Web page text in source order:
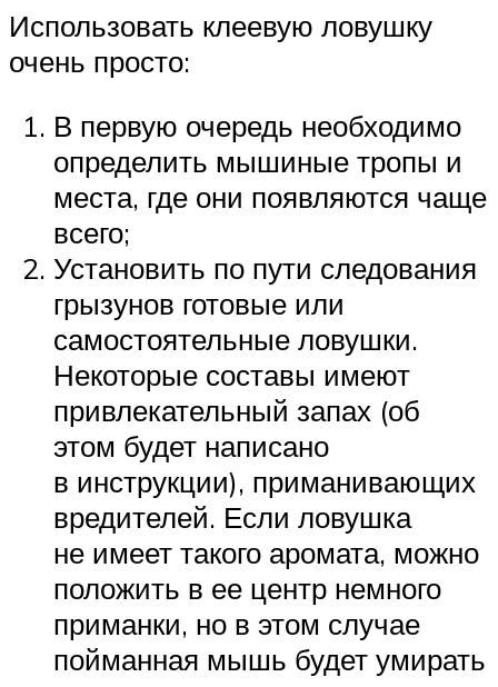
Использовать клеевую ловушку
очень просто:
В первую очередь необходимо
определить мышиные тропы и
места, где они появляются чаще
всего;
Установить по пути следования
грызунов готовые или
самостоятельные ловушки.
Некоторые составы имеют
привлекательный запах (об
этом будет написано
в инструкции), приманивающих
вредителей. Если ловушка
не имеет такого аромата, можно
положить в ее центр немного
приманки, но в этом случае
пойманная мышь будет умирать